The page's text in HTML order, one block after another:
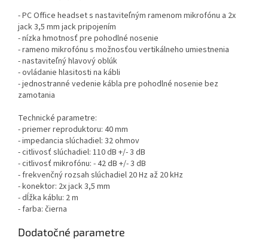
- PC Office headset s nastaviteľným ramenom mikrofónu a 2x
jack 3,5 mm jack pripojením
- nízka hmotnosť pre pohodlné nosenie
- rameno mikrofónu s možnosťou vertikálneho umiestnenia
- nastaviteľný hlavový oblúk
- ovládanie hlasitosti na kábli
- jednostranné vedenie kábla pre pohodlné nosenie bez
zamotania
Technické parametre:
- priemer reproduktoru: 40 mm
- impedancia slúchadiel: 32 ohmov
- citlivosť slúchadiel: 110 dB +/- 3 dB
- citlivosť mikrofónu: - 42 dB +/- 3 dB
- frekvenčný rozsah slúchadiel 20 Hz až 20 kHz
- konektor: 2x jack 3,5 mm
- dĺžka káblu: 2 m
- farba: čierna
Dodatočné parametre